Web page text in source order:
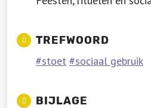
TREFWOORD
stoet sociaal gebruik
BIJLAGE